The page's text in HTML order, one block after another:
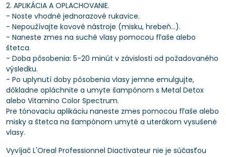
2. APLIKÁCIA A OPLACHOVANIE.
- Noste vhodné jednorazové rukavice.
- Nepoužívajte kovové nástroje (misku, hrebeň...).
- Naneste zmes na suché vlasy pomocou fľaše alebo
štetca.
- Doba pôsobenia: 5-20 minút v závislosti od požadovaného
výsledku.
- Po uplynutí doby pôsobenia vlasy jemne emulgujte,
dôkladne opláchnite a umyte šampónom s Metal Detox
alebo Vitamino Color Spectrum.
Pre tónovaciu aplikáciu naneste zmes pomocou fľaše alebo
misky a štetca na šampónom umyté a uterákom vysušené
vlasy.
Vyvíjač L'Oreal Professionnel Diactivateur nie je súčasťou